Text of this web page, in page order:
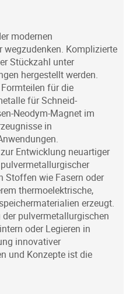
modernen
Komplizierte
Stückzahl unter
hergestellt werden.
für die
für Schneid-
Neodym-Magnet im
in
Entwicklung neuartiger
Stoffen wie Fasern oder
thermoelektrische,
erzeugt.
pulvermetallurgischen
oder Legieren in
innovativer
und Konzepte ist die